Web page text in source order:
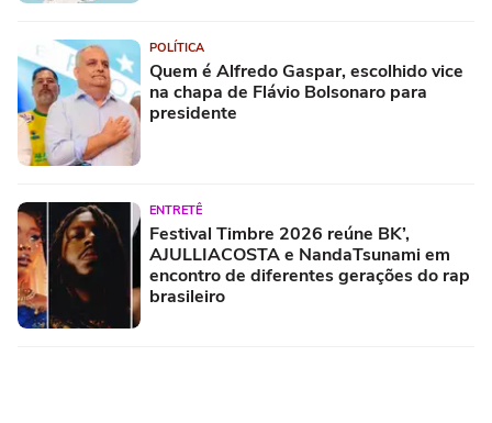
POLÍTICA
Quem é Alfredo Gaspar, escolhido vice
na chapa de Flávio Bolsonaro para
presidente
ENTRETÊ
Festival Timbre 2026 reúne BK’,
AJULLIACOSTA e NandaTsunami em
encontro de diferentes gerações do rap
brasileiro